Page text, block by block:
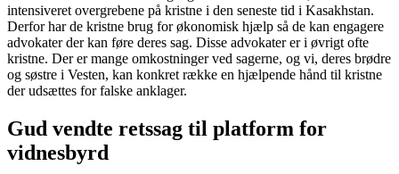
intensiveret overgrebene på kristne i den seneste tid i Kasakhstan.
Derfor har de kristne brug for økonomisk hjælp så de kan engagere
advokater der kan føre deres sag. Disse advokater er i øvrigt ofte
kristne. Der er mange omkostninger ved sagerne, og vi, deres brødre
og søstre i Vesten, kan konkret række en hjælpende hånd til kristne
der udsættes for falske anklager.
Gud vendte retssag til platform for
vidnesbyrd